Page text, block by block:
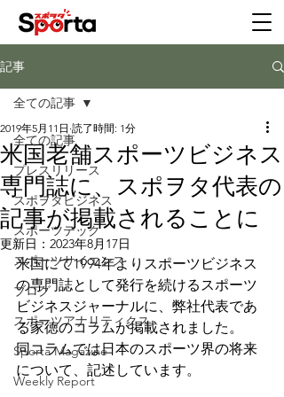
記事
全ての記事
プレスリリース
スポヲタビジネス
スポーツテック
スポーツサイエンス
ブログ
スポーツアナリティクス
Sporta Magazine
Weekly Report
全ての記事
米国老舗スポーツビジネス
専門誌に、スポヲタ代表の
記事が掲載されることに
2019年5月11日 読了時間: 1分
更新日： 2023年8月17日
米国にて1994年よりスポーツビジネス
の専門誌として発行を続けるスポーツ
ビジネスジャーナルに、弊社代表であ
る家徳のコラムが掲載されました。
同コラムでは日本のスポーツ界の将来
について、記述しています。